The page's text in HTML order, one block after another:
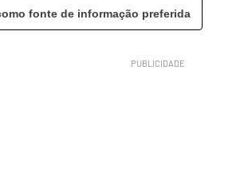
fonte de informação preferida